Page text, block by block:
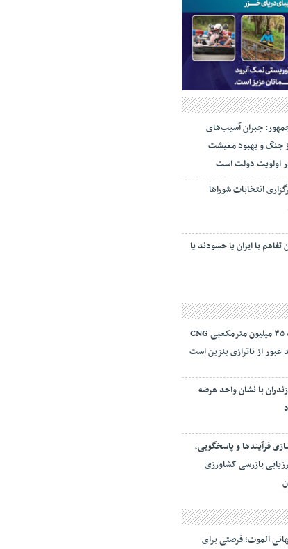
جبران آسیب‌های
جنگ و بهبود معیشت
اولویت دولت است
انتخابات شورا‌ها
تفاهم با ایران یا حسودند یا
ظرفیت ۳۵ میلیون مترمکعبی CNG
عبور از ناترازی بنزین است
با نشان واحد عرضه
فرآیند‌ها و پاسخگویی،
بازرسی کشاورزی
الموت؛ فرصتی برای